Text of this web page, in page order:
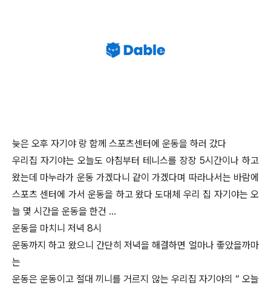
늦은 오후 자기야 랑 함께 스포츠센터에 운동을 하러 갔다
우리집 자기야는 오늘도 아침부터 테니스를 장장 5시간이나 하고
왔는데 마누라가 운동 가겠다니 같이 가겠다며 따라나서는 바람에
스포츠 센터에 가서 운동을 하고 왔다 도대체 우리 집 자기야는 오
늘 몇 시간을 운동을 한건 …
운동을 마치니 저녁 8시
운동까지 하고 왔으니 간단히 저녁을 해결하면 얼마나 좋았을까마
는
운동은 운동이고 절대 끼니를 거르지 않는 우리집 자기야의 “ 오늘